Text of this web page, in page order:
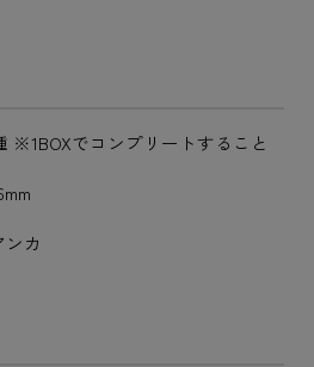
※1BOXでコンプリートすること
カ